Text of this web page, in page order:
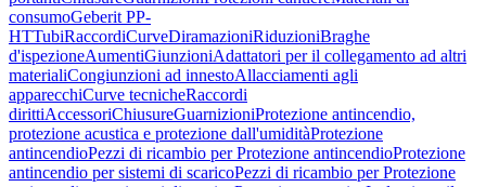
consumoGeberit PP-
HTTubiRaccordiCurveDiramazioniRiduzioniBraghe
d'ispezioneAumentiGiunzioniAdattatori per il collegamento ad altri
materialiCongiunzioni ad innestoAllacciamenti agli
apparecchiCurve tecnicheRaccordi
dirittiAccessoriChiusureGuarnizioniProtezione antincendio,
protezione acustica e protezione dall'umiditàProtezione
antincendioPezzi di ricambio per Protezione antincendioProtezione
antincendio per sistemi di scaricoPezzi di ricambio per Protezione